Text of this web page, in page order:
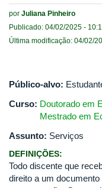
por Juliana Pinheiro
Publicado: 04/02/2025 -
Última modificação: 04/02/
Público-alvo:
Curso: Doutorado em
Mestrado em
Assunto: Serviços
DEFINIÇÕES:
Todo discente que
direito a um